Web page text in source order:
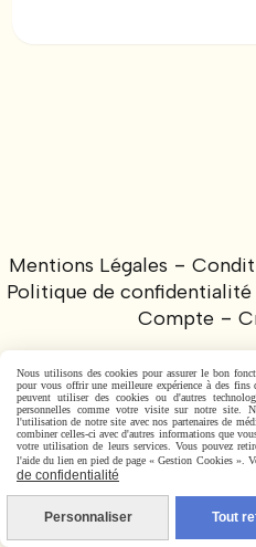
Mentions Légales
Politique de confidentialité
Compte
Nous utilisons des cookies pour assurer le bon
pour vous offrir une meilleure expérience à des fins
peuvent utiliser des cookies ou d'autres
personnelles comme votre visite sur notre site.
l'utilisation de notre site avec nos partenaires de
combiner celles-ci avec d'autres informations que
votre utilisation de leurs services. Vous pouvez
l'aide du lien en pied de page « Gestion Cookies ».
de confidentialité
Personnaliser Tout